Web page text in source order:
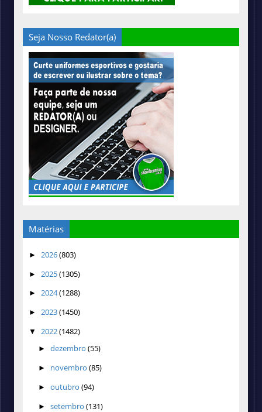
Seja Nosso Redator(a)
Matérias
► 2026(803)
► 2025(1305)
► 2024(1288)
► 2023(1450)
▼ 2022(1482)
► dezembro (55)
► novembro (85)
► outubro (94)
► setembro (131)